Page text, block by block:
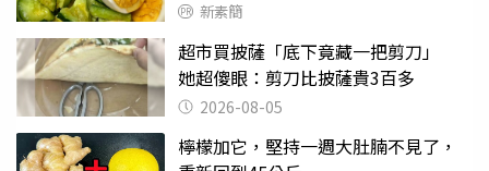
新素簡
超市買披薩「底下竟藏一把剪刀」
她超傻眼：剪刀比披薩貴3百多
2026-08-05
檸檬加它，堅持一週大肚腩不見了，